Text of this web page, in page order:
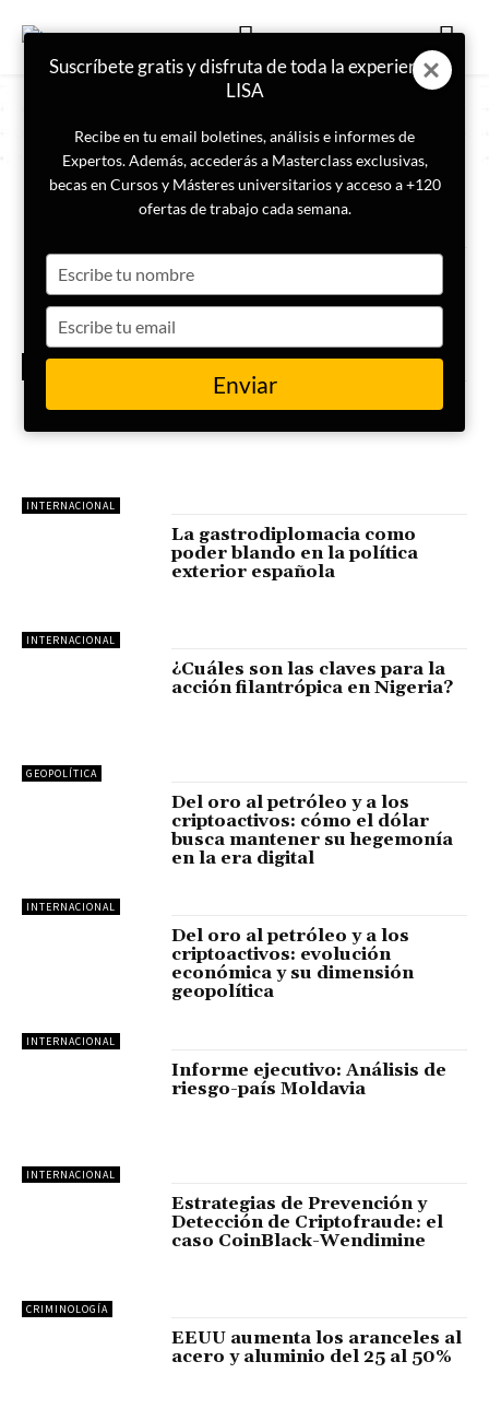
ETIQUETA
economía
CIBERSEGURIDAD
Episodio 2 | Dólar, deuda y
criptoactivos: las fuerzas que
están redefiniendo la economía
global
INTERNACIONAL
Qué es el nearshoring y por qué
INTERNACIONAL
La gastrodiplomacia como
poder blando en la política
exterior española
GEOPOLÍTICA
¿Cuáles son las claves para la
acción filantrópica en Nigeria?
INTERNACIONAL
Del oro al petróleo y a los
criptoactivos: cómo el dólar
busca mantener su hegemonía
en la era digital
INTERNACIONAL
Del oro al petróleo y a los
criptoactivos: evolución
económica y su dimensión
geopolítica
INTERNACIONAL
Informe ejecutivo: Análisis de
riesgo-país Moldavia
CRIMINOLOGÍA
Estrategias de Prevención y
Detección de Criptofraude: el
caso CoinBlack-Wendimine
EEUU aumenta los aranceles al
acero y aluminio del 25 al 50%
Suscríbete gratis y disfruta de toda la experiencia
LISA
Recibe en tu email boletines, análisis e informes de
Expertos. Además, accederás a Masterclass exclusivas,
becas en Cursos y Másteres universitarios y acceso a +120
ofertas de trabajo cada semana.
your
name
your
email
Enviar